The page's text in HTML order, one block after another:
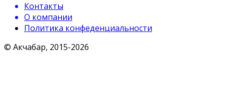
Контакты
О компании
Политика конфеденциальности
© Акчабар, 2015-2026